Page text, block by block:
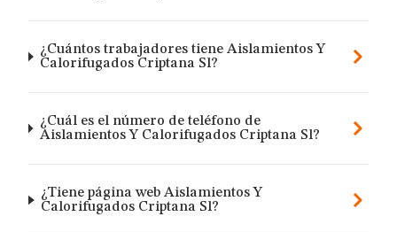
¿Cuántos trabajadores tiene Aislamientos Y
Calorifugados Criptana Sl?
¿Cuál es el número de teléfono de
Aislamientos Y Calorifugados Criptana Sl?
¿Tiene página web Aislamientos Y
Calorifugados Criptana Sl?